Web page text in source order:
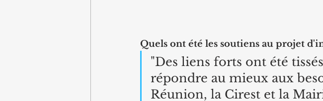
Quels ont été les soutiens au projet
"Des liens forts ont été
répondre au mieux aux
Réunion, la Cirest et la